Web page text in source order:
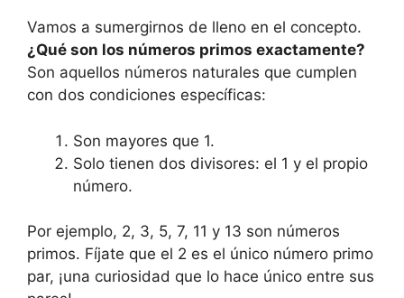
Vamos a sumergirnos de lleno en el concepto.
¿Qué son los números primos exactamente?
Son aquellos números naturales que cumplen
con dos condiciones específicas:
Son mayores que 1.
Solo tienen dos divisores: el 1 y el propio
número.
Por ejemplo, 2, 3, 5, 7, 11 y 13 son números
primos. Fíjate que el 2 es el único número primo
par, ¡una curiosidad que lo hace único entre sus